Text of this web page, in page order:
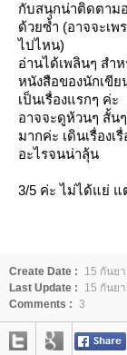
กับสนุกน่าติดตาม
ด้วยซ้ำ (อาจจะเ
ไปไหน)
อ่านได้เพลินๆ สำ
หนังสือของนักเขี
เป็นเรื่องแรกๆ ค่ะ
อาจจะดูห้วนๆ สั้น
มากค่ะ เดินเรื่อง
อะไรจนน่าลุ้น
3/5 ค่ะ ไม่ได้แย่ แ
Create Date :
15 กันย
Last Update :
15 กันย
Comments : 3